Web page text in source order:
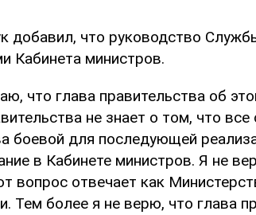
добавил, что руководство
Кабинета министров.
что глава правительства об
не знает о том, что
боевой для последующей
в Кабинете министров. Я не
вопрос отвечает как
Тем более я не верю, что глава